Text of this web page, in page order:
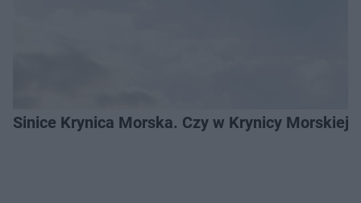
Sinice Krynica Morska. Czy w Krynicy Morskiej